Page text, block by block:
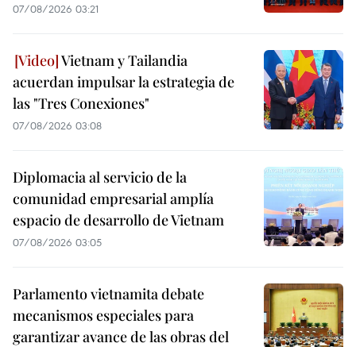
07/08/2026 03:21
Vietnam y Tailandia
acuerdan impulsar la estrategia de
las "Tres Conexiones"
07/08/2026 03:08
Diplomacia al servicio de la
comunidad empresarial amplía
espacio de desarrollo de Vietnam
07/08/2026 03:05
Parlamento vietnamita debate
mecanismos especiales para
garantizar avance de las obras del